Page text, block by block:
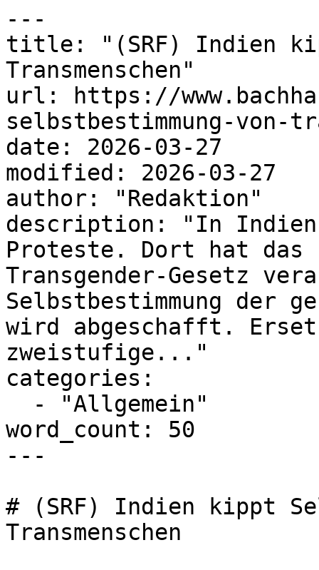
---
title: "(SRF) Indien
Transmenschen"
url: https://
selbstbestimmung-von-
date: 2026-03-27
modified: 2026-03-27
author: "Redaktion"
description: "In Indien
Proteste. Dort hat das
Transgender-Gesetz
Selbstbestimmung der
wird abgeschafft.
zweistufige..."
categories:
word_count: 50
---
# (SRF) Indien kippt
Transmenschen